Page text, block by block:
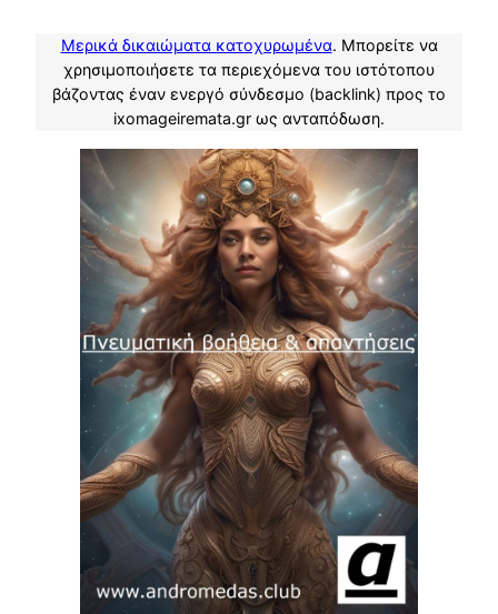
Μερικά δικαιώματα κατοχυρωμένα. Μπορείτε να
χρησιμοποιήσετε τα περιεχόμενα του ιστότοπου
βάζοντας έναν ενεργό σύνδεσμο (backlink) προς το
ixomageiremata.gr ως ανταπόδωση.